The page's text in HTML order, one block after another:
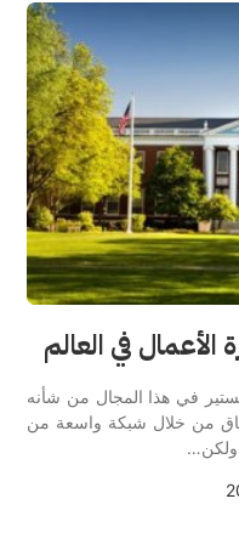
في العالم
في هذا المجال من شأنه
من خلال شبكة واسعة من
ولكن…